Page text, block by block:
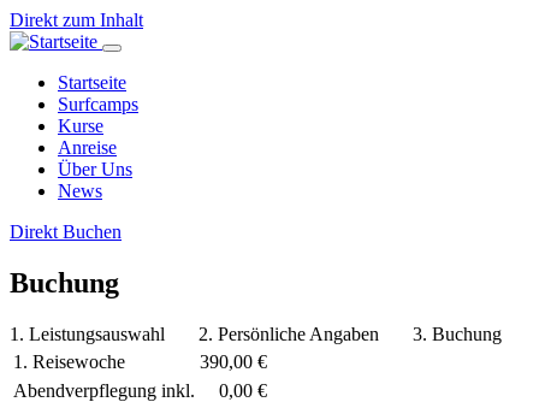
Direkt zum Inhalt
Main
navigation
Startseite
Surfcamps
Kurse
Anreise
Über Uns
News
Direkt Buchen
Buchung
1. Leistungsauswahl 2. Persönliche Angaben
3. Buchung
1. Reisewoche
390,00 €
Abendverpflegung inkl.
0,00 €